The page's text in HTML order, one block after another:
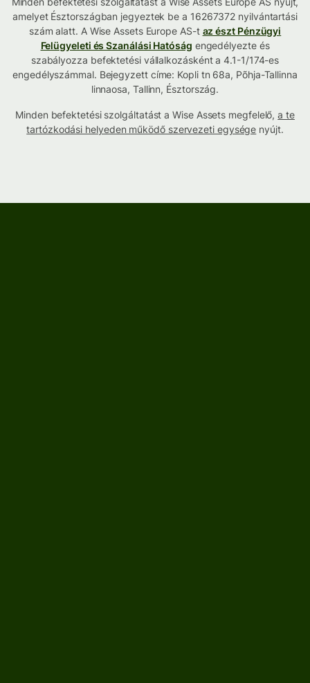
amelyet Észtországban jegyeztek be a 16267372 nyilvántartási
szám alatt. A Wise Assets Europe AS-t az észt Pénzügyi
Felügyeleti és Szanálási Hatóság engedélyezte és
szabályozza befektetési vállalkozásként a 4.1-1/174-es
engedélyszámmal. Bejegyzett címe: Kopli tn 68a, Põhja-Tallinna
linnaosa, Tallinn, Észtország.
Minden befektetési szolgáltatást a Wise Assets megfelelő,a te
tartózkodási helyeden működő szervezeti egysége nyújt.